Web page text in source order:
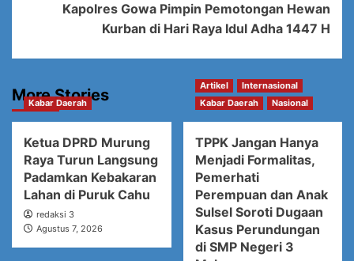
Kapolres Gowa Pimpin Pemotongan Hewan
Kurban di Hari Raya Idul Adha 1447 H
More Stories
Kabar Daerah
Ketua DPRD Murung
Raya Turun Langsung
Padamkan Kebakaran
Lahan di Puruk Cahu
redaksi 3
Agustus 7, 2026
Artikel
Internasional
Kabar Daerah
Nasional
TPPK Jangan Hanya
Menjadi Formalitas,
Pemerhati
Perempuan dan Anak
Sulsel Soroti Dugaan
Kasus Perundungan
di SMP Negeri 3